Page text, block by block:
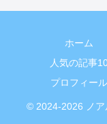
ホーム
人気の記事
プロフィール
© 2024-2026 ノア